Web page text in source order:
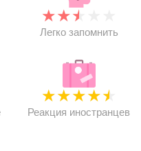
★★★
Легко запомнить
★★★★★
Реакция иностранцев